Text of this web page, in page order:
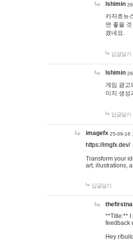
lshimin
카자흐뉴
면 좋을
겠네요.
답글달기
lshimin
게임 광고
미지 생성
답글달기
imagefx 25-09-16
https://imgfx.dev/
Transform your
art, illustrations,
답글달기
**Title:** I
feedback
Hey r/